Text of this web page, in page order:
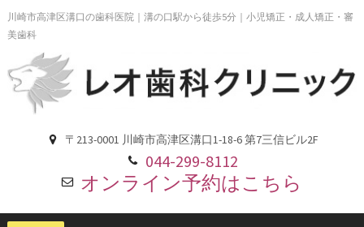
川崎市高津区溝口の歯科医院｜溝の口駅から徒歩5分｜小児矯正・成人矯正・審
美歯科
〒213-0001 川崎市高津区溝口1-18-6 第7三信ビル2F
044-299-8112
オンライン予約はこちら